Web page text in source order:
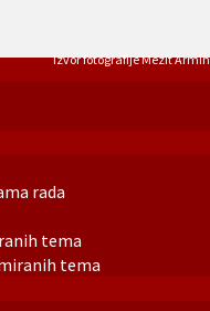
rada
tema
tema
Izvor fotografije Mezit Armin